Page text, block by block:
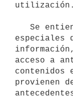
utilización.
especiales
acceso a
contenidos
provienen